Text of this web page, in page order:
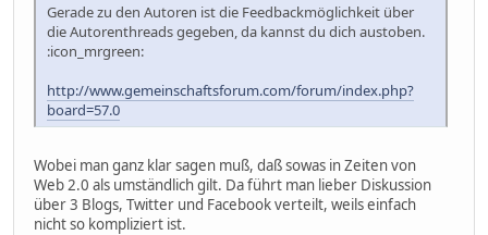
Gerade zu den Autoren ist die Feedbackmöglichkeit über
die Autorenthreads gegeben, da kannst du dich austoben.
:icon_mrgreen:
http://www.gemeinschaftsforum.com/forum/index.php?
board=57.0
Wobei man ganz klar sagen muß, daß sowas in Zeiten von
Web 2.0 als umständlich gilt. Da führt man lieber Diskussion
über 3 Blogs, Twitter und Facebook verteilt, weils einfach
nicht so kompliziert ist.